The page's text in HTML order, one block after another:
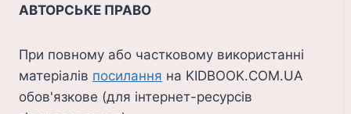
АВТОРСЬКЕ ПРАВО
При повному або частковому використанні
матеріалів посилання на KIDBOOK.COM.UA
обов'язкове (для інтернет-ресурсів